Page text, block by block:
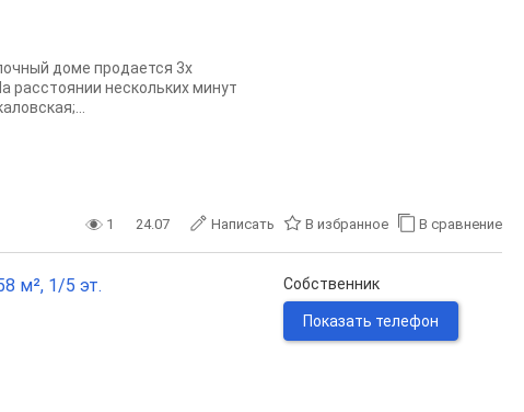
дoме продается 3х
расстоянии нескольких минут
1 24.07 Написать В избранное В сравнение
м², 1/5 эт. Собственник
Показать телефон